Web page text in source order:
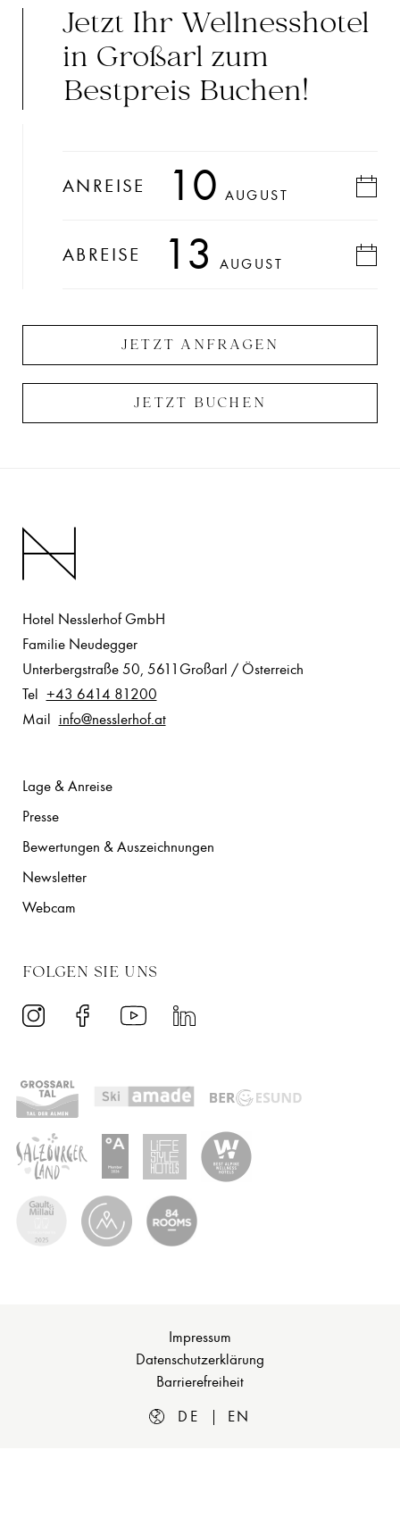
Jetzt Ihr Wellnesshotel
in Großarl zum
Bestpreis Buchen!
ANREISE 10 AUGUST
ABREISE 13 AUGUST
JETZT BUCHEN
JETZT ANFRAGEN
Hotel Nesslerhof GmbH
Familie Neudegger
Unterbergstraße 50, 5611 Großarl / Österreich
Tel +43 6414 81200
Mail info@nesslerhof.at
Lage & Anreise
Presse
Bewertungen & Auszeichnungen
Newsletter
Webcam
FOLGEN SIE UNS
Impressum
Datenschutzerklärung
Barrierefreiheit
DE
EN